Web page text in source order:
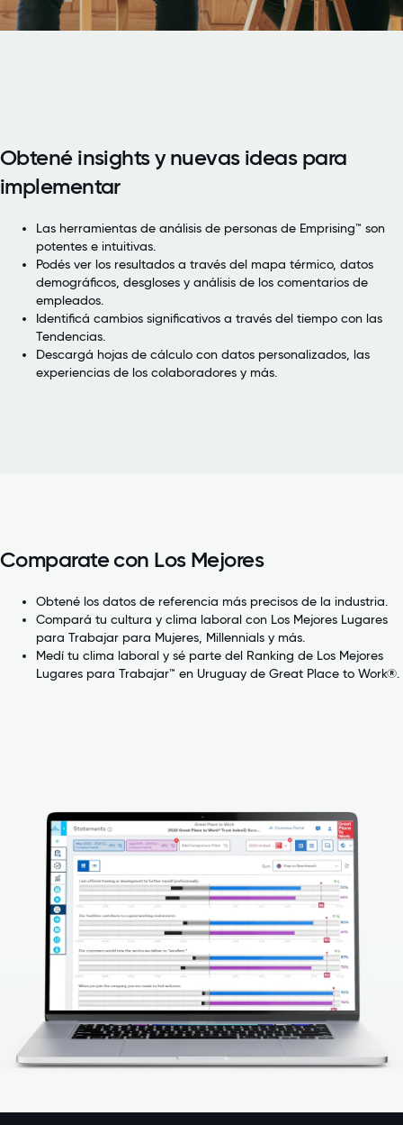
Obtené insights y nuevas ideas para
implementar
Las herramientas de análisis de personas de Emprising™ son
potentes e intuitivas.
Podés ver los resultados a través del mapa térmico, datos
demográficos, desgloses y análisis de los comentarios de
empleados.
Identificá cambios significativos a través del tiempo con las
Tendencias.
Descargá hojas de cálculo con datos personalizados, las
experiencias de los colaboradores y más.
Comparate con Los Mejores
Obtené los datos de referencia más precisos de la industria.
Compará tu cultura y clima laboral con Los Mejores Lugares
para Trabajar para Mujeres, Millennials y más.
Medí tu clima laboral y sé parte del Ranking de Los Mejores
Lugares para Trabajar™ en Uruguay de Great Place to Work®.